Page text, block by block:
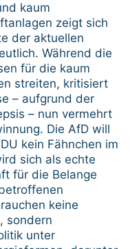
kaum
zeigt sich
der aktuellen
Während die
für die kaum
streiten, kritisiert
– aufgrund der
– nun vermehrt
Die AfD will
kein Fähnchen im
sich als echte
für die Belange
keine
sondern
unter